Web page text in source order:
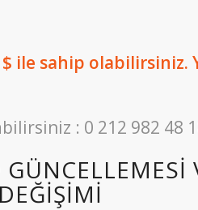
ile sahip olabilirsiniz.
: 0 212 982 48